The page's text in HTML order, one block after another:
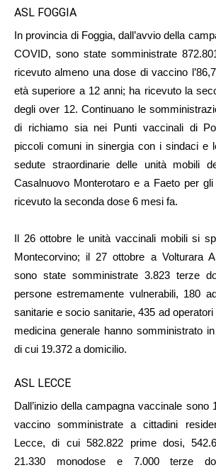
ASL FOGGIA
In provincia di Foggia, dall’avvio della
COVID, sono state somministrate
ricevuto almeno una dose di vaccino
età superiore a 12 anni; ha ricevuto la
degli over 12. Continuano le
di richiamo sia nei Punti vaccinali di
piccoli comuni in sinergia con i sindaci e
sedute straordinarie delle unità mobili
Casalnuovo Monterotaro e a Faeto per
ricevuto la seconda dose 6 mesi fa.
Il 26 ottobre le unità vaccinali mobili si
Montecorvino; il 27 ottobre a Volturara
sono state somministrate 3.823 terze
persone estremamente vulnerabili, 180
sanitarie e socio sanitarie, 435 ad
medicina generale hanno somministrato
di cui 19.372 a domicilio.
ASL LECCE
Dall’inizio della campagna vaccinale sono
vaccino somministrate a cittadini
Lecce, di cui 582.822 prime dosi,
21.330 monodose e 7.000 terze